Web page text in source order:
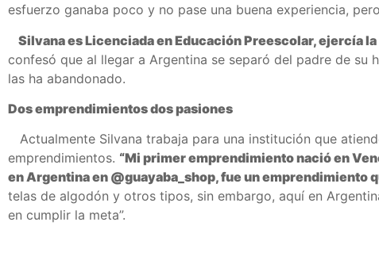
esfuerzo ganaba poco y no pase una buena experiencia,
Silvana es Licenciada en Educación Preescolar, ejercía
confesó que al llegar a Argentina se separó del padre de
las ha abandonado.
Dos emprendimientos dos pasiones
Actualmente Silvana trabaja para una institución que
emprendimientos. “Mi primer emprendimiento nació en
en Argentina en @guayaba_shop, fue un emprendimiento
telas de algodón y otros tipos, sin embargo, aquí en
en cumplir la meta”.